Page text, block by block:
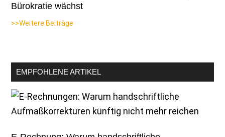
Bürokratie wächst
>>Weitere Beiträge
EMPFOHLENE ARTIKEL